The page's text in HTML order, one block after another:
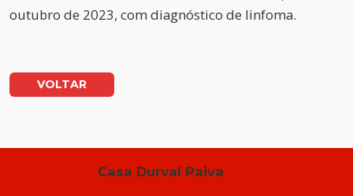
outubro de 2023, com diagnóstico de linfoma.
VOLTAR
Casa Durval Paiva